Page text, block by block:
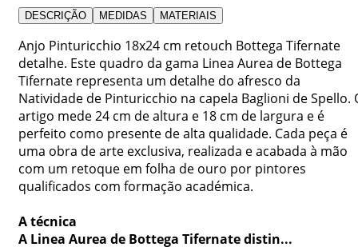
DESCRIÇÃO MEDIDAS MATERIAIS
Anjo Pinturicchio 18x24 cm retouch Bottega Tifernate
detalhe. Este quadro da gama Linea Aurea de Bottega
Tifernate representa um detalhe do afresco da
Natividade de Pinturicchio na capela Baglioni de Spello.
artigo mede 24 cm de altura e 18 cm de largura e é
perfeito como presente de alta qualidade. Cada peça é
uma obra de arte exclusiva, realizada e acabada à mão
com um retoque em folha de ouro por pintores
qualificados com formação académica.
A técnica
A Linea Aurea de Bottega Tifernate distin...